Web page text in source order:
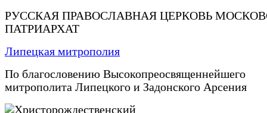
РУССКАЯ ПРАВОСЛАВНАЯ ЦЕРКОВЬ
ПАТРИАРХАТ
Липецкая митрополия
По благословению Высокопреосвященнейшего
митрополита Липецкого и Задонского Арсения